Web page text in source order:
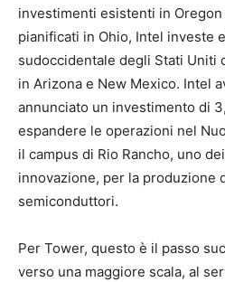
investimenti esistenti in
pianificati in Ohio, Intel investe
sudoccidentale degli Stati Uniti
in Arizona e New Mexico. Intel
annunciato un investimento di
espandere le operazioni nel
il campus di Rio Rancho, uno
innovazione, per la produzione
semiconduttori.
Per Tower, questo è il passo
verso una maggiore scala, al